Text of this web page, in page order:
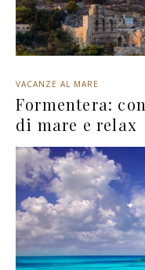
VACANZE AL MARE
Formentera:
di mare e relax